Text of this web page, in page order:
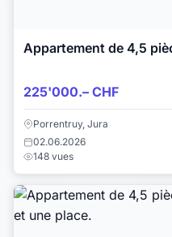
Appartement de 4,5
225'000.– CHF
Porrentruy, Jura
02.06.2026
148 vues